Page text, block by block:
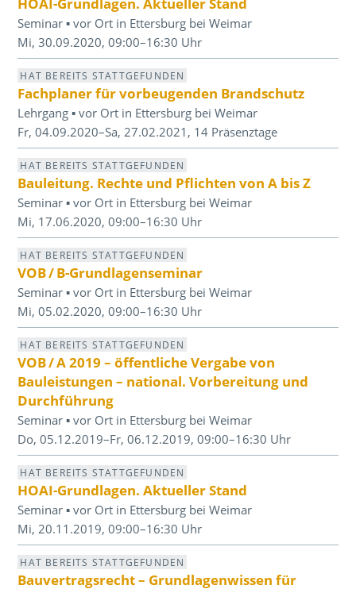
Seminar ▪ vor Ort in Ettersburg bei Weimar
Mi, 30.09.2020, 09:00–16:30 Uhr
HAT BEREITS STATTGEFUNDEN
Fachplaner für vorbeugenden Brandschutz
Lehrgang ▪ vor Ort in Ettersburg bei Weimar
Fr, 04.09.2020–Sa, 27.02.2021, 14 Präsenztage
HAT BEREITS STATTGEFUNDEN
Bauleitung. Rechte und Pflichten von A bis Z
Seminar ▪ vor Ort in Ettersburg bei Weimar
Mi, 17.06.2020, 09:00–16:30 Uhr
HAT BEREITS STATTGEFUNDEN
VOB / B-Grundlagenseminar
Seminar ▪ vor Ort in Ettersburg bei Weimar
Mi, 05.02.2020, 09:00–16:30 Uhr
HAT BEREITS STATTGEFUNDEN
VOB / A 2019 – öffentliche Vergabe von
Bauleistungen – national. Vorbereitung und
Durchführung
Seminar ▪ vor Ort in Ettersburg bei Weimar
Do, 05.12.2019–Fr, 06.12.2019, 09:00–16:30 Uhr
HAT BEREITS STATTGEFUNDEN
HOAI-Grundlagen. Aktueller Stand
Seminar ▪ vor Ort in Ettersburg bei Weimar
Mi, 20.11.2019, 09:00–16:30 Uhr
HAT BEREITS STATTGEFUNDEN
Bauvertragsrecht – Grundlagenwissen für